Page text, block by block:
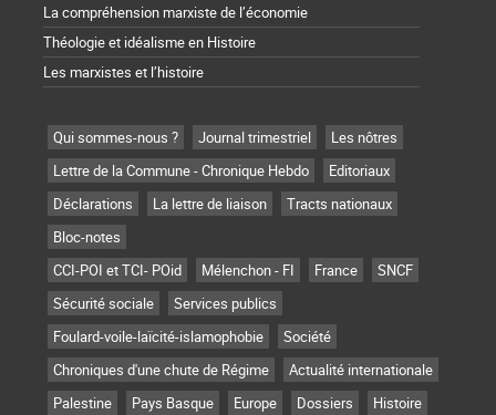
La compréhension marxiste de l’économie
Théologie et idéalisme en Histoire
Les marxistes et l’histoire
Qui sommes-nous ? Journal trimestriel
Les nôtres
Lettre de la Commune - Chronique Hebdo
Editoriaux
Déclarations
La lettre de liaison
Tracts nationaux
Bloc-notes
CCI-POI et TCI- POid
Mélenchon - FI France
SNCF
Sécurité sociale
Services publics
Foulard-voile-laïcité-islamophobie
Société
Chroniques d'une chute de Régime
Actualité internationale
Palestine
Pays Basque Europe Dossiers
Histoire